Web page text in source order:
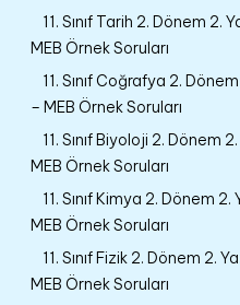
11. Sınıf Tarih 2. Dönem 2.
MEB Örnek Soruları
11. Sınıf Coğrafya 2.
– MEB Örnek Soruları
11. Sınıf Biyoloji 2. Dönem
MEB Örnek Soruları
11. Sınıf Kimya 2. Dönem
MEB Örnek Soruları
11. Sınıf Fizik 2. Dönem 2.
MEB Örnek Soruları